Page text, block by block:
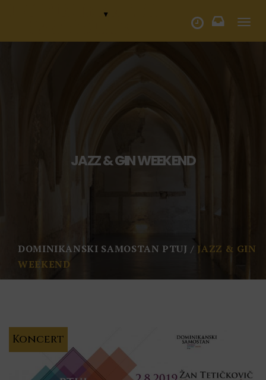
JAZZ & GIN WEEKEND
DOMINIKANSKI SAMOSTAN PTUJ
JAZZ & GIN
WEEKEND
Koncert